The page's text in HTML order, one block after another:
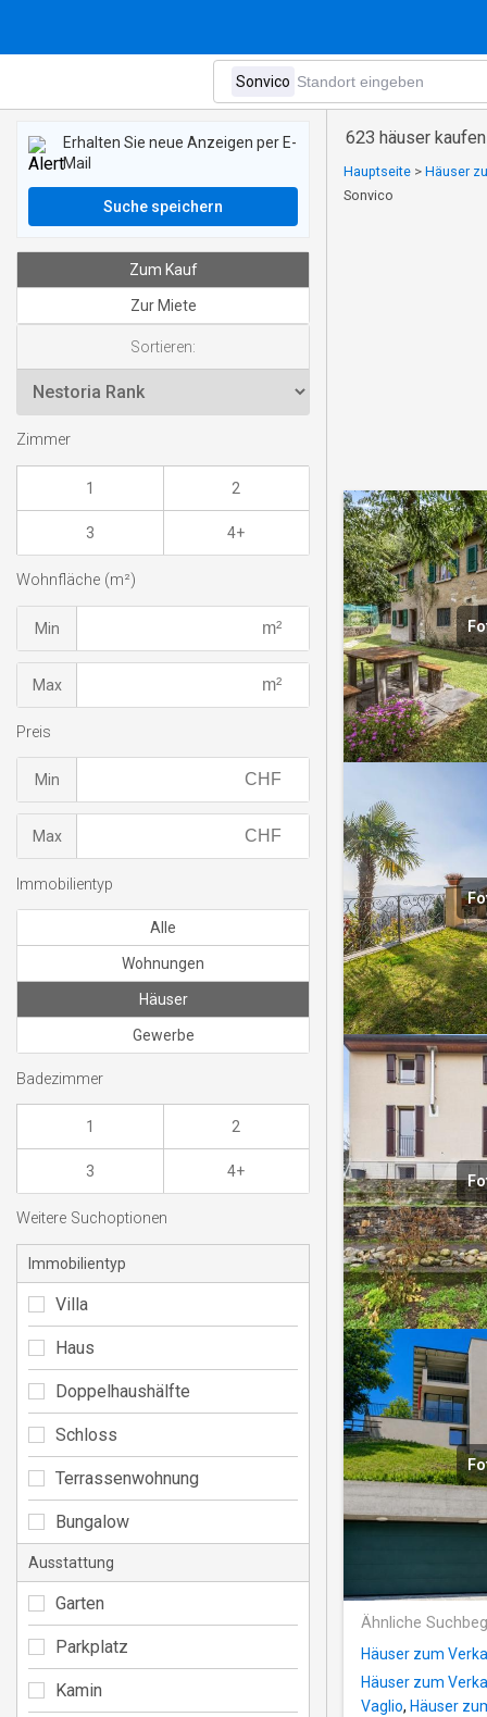
623 häuser
Hauptseite > Häuser
Sonvico
Ähnliche
Häuser zum
Häuser zum
Vaglio, Häuser
Erhalten Sie neue Anzeigen per E-
Mail
Suche speichern
Zum Kauf
Zur Miete
Sortieren:
Zimmer
1 2
3 4+
Wohnfläche (m²)
Min
Max
Preis
Min
Max
Immobilientyp
Alle
Wohnungen
Häuser
Gewerbe
Badezimmer
1 2
3 4+
Weitere Suchoptionen
Immobilientyp
Villa
Haus
Doppelhaushälfte
Schloss
Terrassenwohnung
Bungalow
Ausstattung
Garten
Parkplatz
Kamin